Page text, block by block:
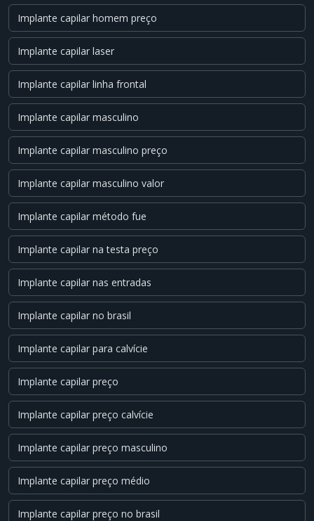
Implante capilar homem preço
Implante capilar laser
Implante capilar linha frontal
Implante capilar masculino
Implante capilar masculino preço
Implante capilar masculino valor
Implante capilar método fue
Implante capilar na testa preço
Implante capilar nas entradas
Implante capilar no brasil
Implante capilar para calvície
Implante capilar preço
Implante capilar preço calvície
Implante capilar preço masculino
Implante capilar preço médio
Implante capilar preço no brasil